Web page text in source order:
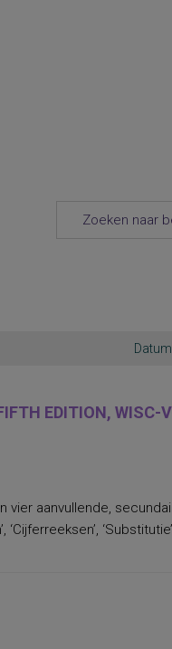
EDITION, WISC-
aanvullende,